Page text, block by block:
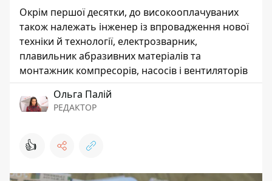
Окрім першої десятки, до високооплачуваних
також належать інженер із впровадження нової
техніки й технології, електрозварник,
плавильник абразивних матеріалів та
монтажник компресорів, насосів і вентиляторів
Ольга Палій
РЕДАКТОР
👍